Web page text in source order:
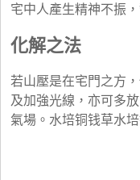
宅中人產生精神不振
化解之法
若山壓是在宅門之方
及加強光線，亦可多
氣場。水培铜钱草水培